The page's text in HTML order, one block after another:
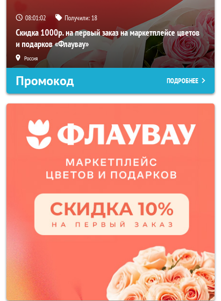
08:01:00 Получили: 18
Скидка 1000р. на первый заказ на маркетплейсе цветов
и подарков «Флаувау»
Россия
Промокод ПОДРОБНЕЕ